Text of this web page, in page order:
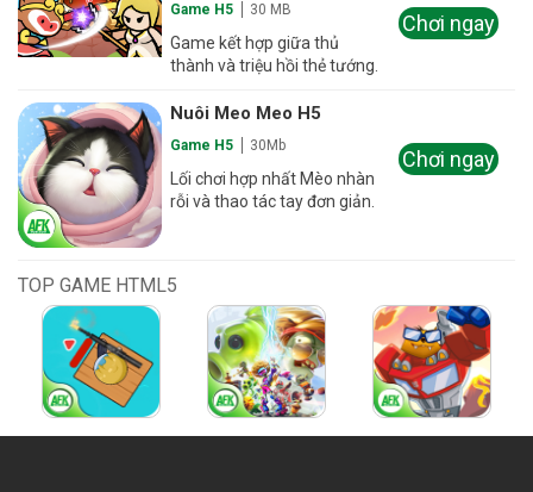
Game H5 30 MB
Game kết hợp giữa thủ
thành và triệu hồi thẻ tướng.
Chơi ngay
Nuôi Meo Meo H5
Game H5 30Mb
Lối chơi hợp nhất Mèo nhàn
rỗi và thao tác tay đơn giản.
Chơi ngay
TOP GAME HTML5